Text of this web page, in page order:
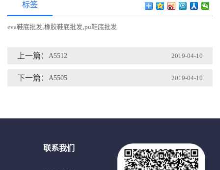
标签
eva鞋底批发 橡胶鞋底批发 pu鞋底批发
上一篇： A5512 2019-04-10
下一篇： A5505 2019-04-10
联系我们